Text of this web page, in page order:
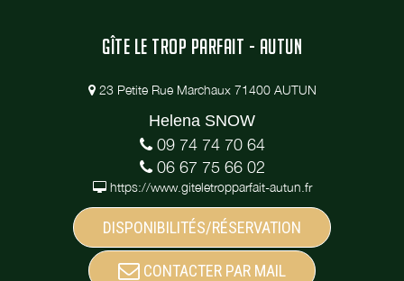
GÎTE LE TROP PARFAIT - AUTUN
23 Petite Rue Marchaux 71400 AUTUN
Helena SNOW
09 74 74 70 64
06 67 75 66 02
https://www.giteletropparfait-autun.fr
DISPONIBILITÉS/RÉSERVATION
CONTACTER PAR MAIL